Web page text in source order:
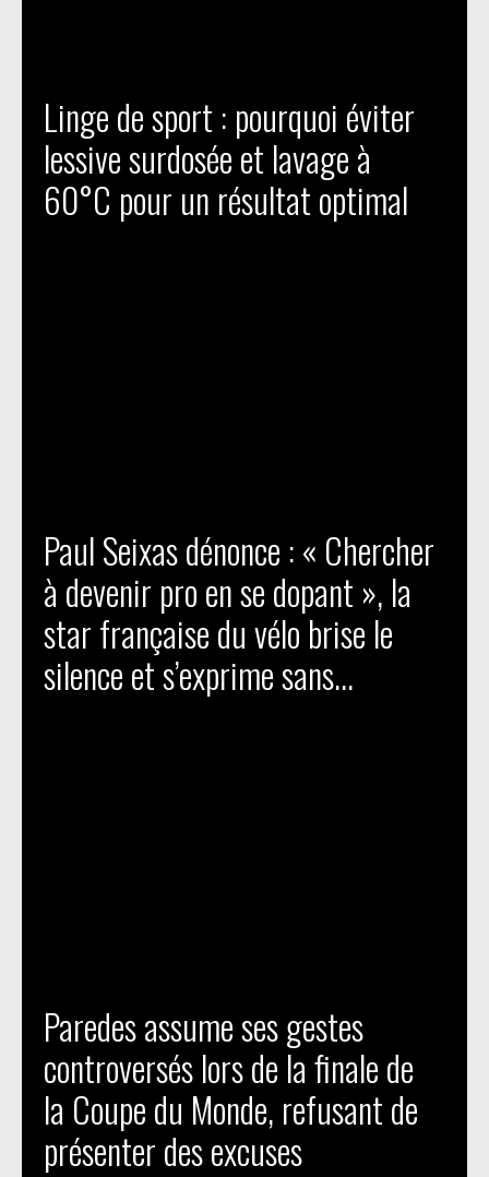
Linge de sport : pourquoi éviter
lessive surdosée et lavage à
60°C pour un résultat optimal
Paul Seixas dénonce : « Chercher
à devenir pro en se dopant », la
star française du vélo brise le
silence et s’exprime sans...
Paredes assume ses gestes
controversés lors de la finale de
la Coupe du Monde, refusant de
présenter des excuses